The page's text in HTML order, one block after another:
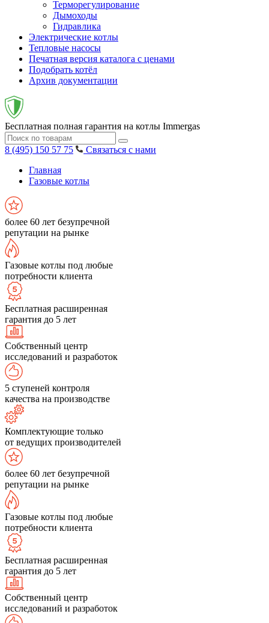
Терморегулирование
Дымоходы
Гидравлика
Электрические котлы
Тепловые насосы
Печатная версия каталога с ценами
Подобрать котёл
Архив документации
Бесплатная полная гарантия на котлы Immergas
8 (495) 150 57 75
Связаться с нами
Главная
Газовые котлы
более 60 лет безупречной
репутации на рынке
Газовые котлы под любые
потребности клиента
Бесплатная расширенная
гарантия до 5 лет
Собственный центр
исследований и разработок
5 ступеней контроля
качества на производстве
Комплектующие только
от ведущих производителей
более 60 лет безупречной
репутации на рынке
Газовые котлы под любые
потребности клиента
Бесплатная расширенная
гарантия до 5 лет
Собственный центр
исследований и разработок